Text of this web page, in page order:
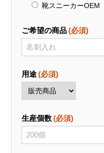
靴スニーカーOEM
ご希望の商品 (必須)
用途 (必須)
生産個数 (必須)